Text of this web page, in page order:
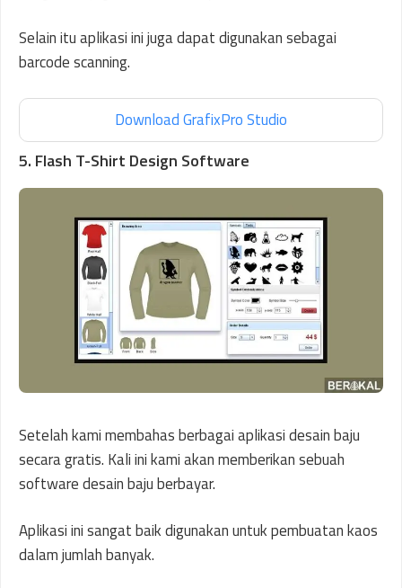
Selain itu aplikasi ini juga dapat digunakan sebagai
barcode scanning.
Download GrafixPro Studio
5. Flash T-Shirt Design Software
Setelah kami membahas berbagai aplikasi desain baju
secara gratis. Kali ini kami akan memberikan sebuah
software desain baju berbayar.
Aplikasi ini sangat baik digunakan untuk pembuatan kaos
dalam jumlah banyak.